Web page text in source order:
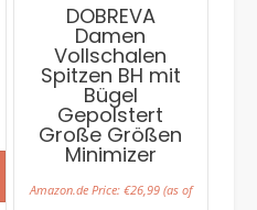
DOBREVA
Damen
Vollschalen
Spitzen BH mit
Bügel
Gepolstert
Große Größen
Minimizer
Amazon.de Price: €26,99(as of